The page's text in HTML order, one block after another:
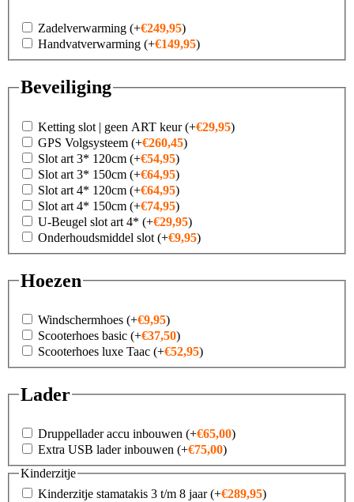
Zadelverwarming (+€249,95)
Handvatverwarming (+€149,95)
Beveiliging
Ketting slot | geen ART keur(+€29,95)
GPS Volgsysteem (+€260,45)
Slot art 3* 120cm (+€54,95)
Slot art 3* 150cm (+€64,95)
Slot art 4* 120cm (+€64,95)
Slot art 4* 150cm (+€74,95)
U-Beugel slot art 4* (+€29,95)
Onderhoudsmiddel slot (+€9,95)
Hoezen
Windschermhoes (+€9,95)
Scooterhoes basic (+€37,50)
Scooterhoes luxe Taac (+€52,95)
Lader
Druppellader accu inbouwen (+€65,00)
Extra USB lader inbouwen (+€75,00)
Kinderzitje
Kinderzitje stamatakis 3 t/m 8 jaar(+€289,95)